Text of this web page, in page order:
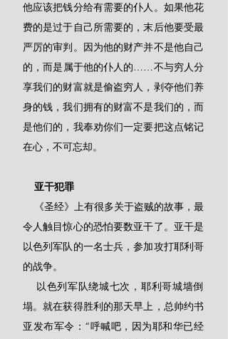
他应该把钱分给有需要的仆人。如果他花
费的是过于自己所需要的，末后他要受最
严厉的审判。因为他的财产并不是他自己
的，而是属于他的仆人的……不与穷人分
享我们的财富就是偷盗穷人，剥夺他们养
身的钱，我们拥有的财富不是我们的，而
是他们的，我奉劝你们一定要把这点铭记
在心，不可忘却。
    亚干犯罪
令人触目惊心的恐怕要数亚干了。亚干是
以色列军队的一名士兵，参加攻打耶利哥
的战争。
塌。就在获得胜利的那天早上，总帅约书
亚发布军令：“呼喊吧，因为耶和华已经